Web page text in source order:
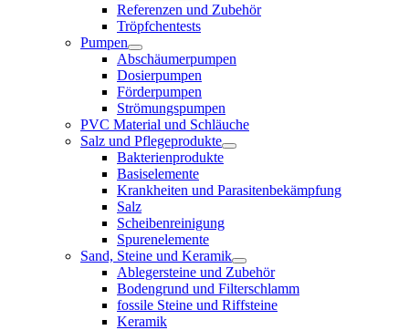
Referenzen und Zubehör
Tröpfchentests
Pumpen
Abschäumerpumpen
Dosierpumpen
Förderpumpen
Strömungspumpen
PVC Material und Schläuche
Salz und Pflegeprodukte
Bakterienprodukte
Basiselemente
Krankheiten und Parasitenbekämpfung
Salz
Scheibenreinigung
Spurenelemente
Sand, Steine und Keramik
Ablegersteine und Zubehör
Bodengrund und Filterschlamm
fossile Steine und Riffsteine
Keramik